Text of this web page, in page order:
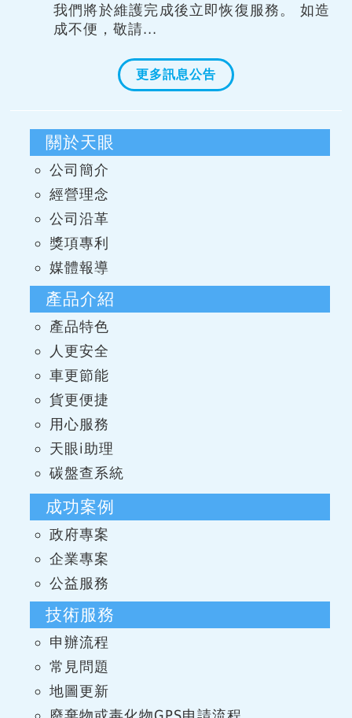
我們將於維護完成後立即恢復服務。 如造
成不便，敬請...
更多訊息公告
關於天眼
公司簡介
經營理念
公司沿革
獎項專利
媒體報導
產品介紹
產品特色
人更安全
車更節能
貨更便捷
用心服務
天眼i助理
碳盤查系統
成功案例
政府專案
企業專案
公益服務
技術服務
申辦流程
常見問題
地圖更新